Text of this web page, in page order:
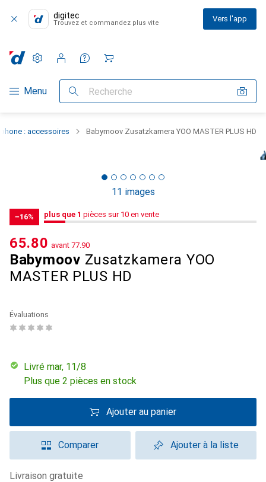
digitec
Trouvez et commandez plus vite Vers l'app
Navigation par catégorie
Menu Recherche
Paramètres
Compte client
Listes de comparaison
Listes d'envies
Panier
: accessoires Babymoov Zusatzkamera YOO MASTER PLUS HD
11 images
−16% 1 / 10 en vente
plus que 1 pièces sur 10 en vente
Babymoov Zusatzkamera YOO
MASTER PLUS HD
CHF
65.80 avant CHF
77.90
Évaluations
Livré mar, 11/8
Plus que 2 pièces en stock
Ajouter au panier
Comparer Ajouter à la liste
livraison gratuite